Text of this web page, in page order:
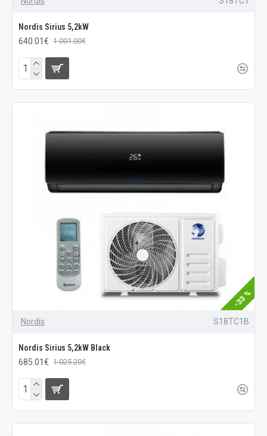
Nordis Sirius 5,2kW
640.01€ 1 001.00€
-33 %
Nordis S18TC1B
Nordis Sirius 5,2kW Black
685.01€ 1 025.20€